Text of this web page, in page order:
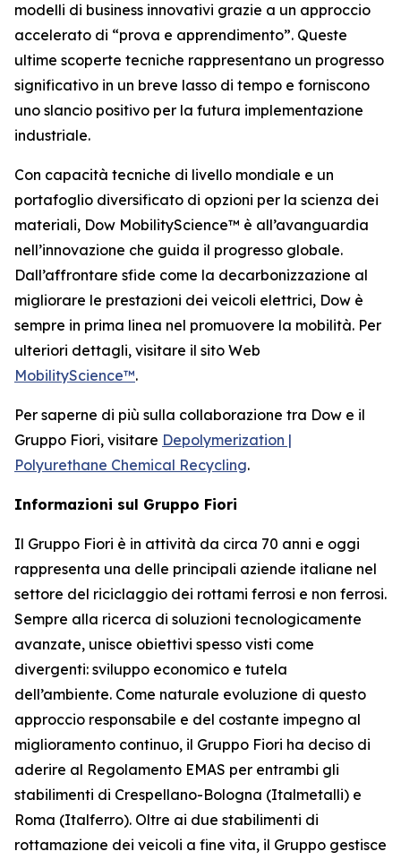
modelli di business innovativi grazie a un approccio
accelerato di “prova e apprendimento”. Queste
ultime scoperte tecniche rappresentano un progresso
significativo in un breve lasso di tempo e forniscono
uno slancio positivo per la futura implementazione
industriale.
Con capacità tecniche di livello mondiale e un
portafoglio diversificato di opzioni per la scienza dei
materiali, Dow MobilityScience™ è all’avanguardia
nell’innovazione che guida il progresso globale.
Dall’affrontare sfide come la decarbonizzazione al
migliorare le prestazioni dei veicoli elettrici, Dow è
sempre in prima linea nel promuovere la mobilità. Per
ulteriori dettagli, visitare il sito Web
MobilityScience™.
Per saperne di più sulla collaborazione tra Dow e il
Gruppo Fiori, visitare Depolymerization |
Polyurethane Chemical Recycling.
Informazioni sul Gruppo Fiori
Il Gruppo Fiori è in attività da circa 70 anni e oggi
rappresenta una delle principali aziende italiane nel
settore del riciclaggio dei rottami ferrosi e non ferrosi.
Sempre alla ricerca di soluzioni tecnologicamente
avanzate, unisce obiettivi spesso visti come
divergenti: sviluppo economico e tutela
dell’ambiente. Come naturale evoluzione di questo
approccio responsabile e del costante impegno al
miglioramento continuo, il Gruppo Fiori ha deciso di
aderire al Regolamento EMAS per entrambi gli
stabilimenti di Crespellano-Bologna (Italmetalli) e
Roma (Italferro). Oltre ai due stabilimenti di
rottamazione dei veicoli a fine vita, il Gruppo gestisce